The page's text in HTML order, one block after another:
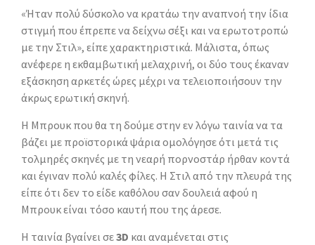
«Ήταν πολύ δύσκολο να κρατάω την αναπνοή την ίδια
στιγμή που έπρεπε να δείχνω σέξι και να ερωτοτροπώ
με την Στιλ», είπε χαρακτηριστικά. Μάλιστα, όπως
ανέφερε η εκθαμβωτική μελαχρινή, οι δύο τους έκαναν
εξάσκηση αρκετές ώρες μέχρι να τελειοποιήσουν την
άκρως ερωτική σκηνή.
Η Μπρουκ που θα τη δούμε στην εν λόγω ταινία να τα
βάζει με προϊστορικά ψάρια ομολόγησε ότι μετά τις
τολμηρές σκηνές με τη νεαρή πορνοστάρ ήρθαν κοντά
και έγιναν πολύ καλές φίλες. Η Στιλ από την πλευρά της
είπε ότι δεν το είδε καθόλου σαν δουλειά αφού η
Μπρουκ είναι τόσο καυτή που της άρεσε.
Η ταινία βγαίνει σε3D και αναμένεται στις